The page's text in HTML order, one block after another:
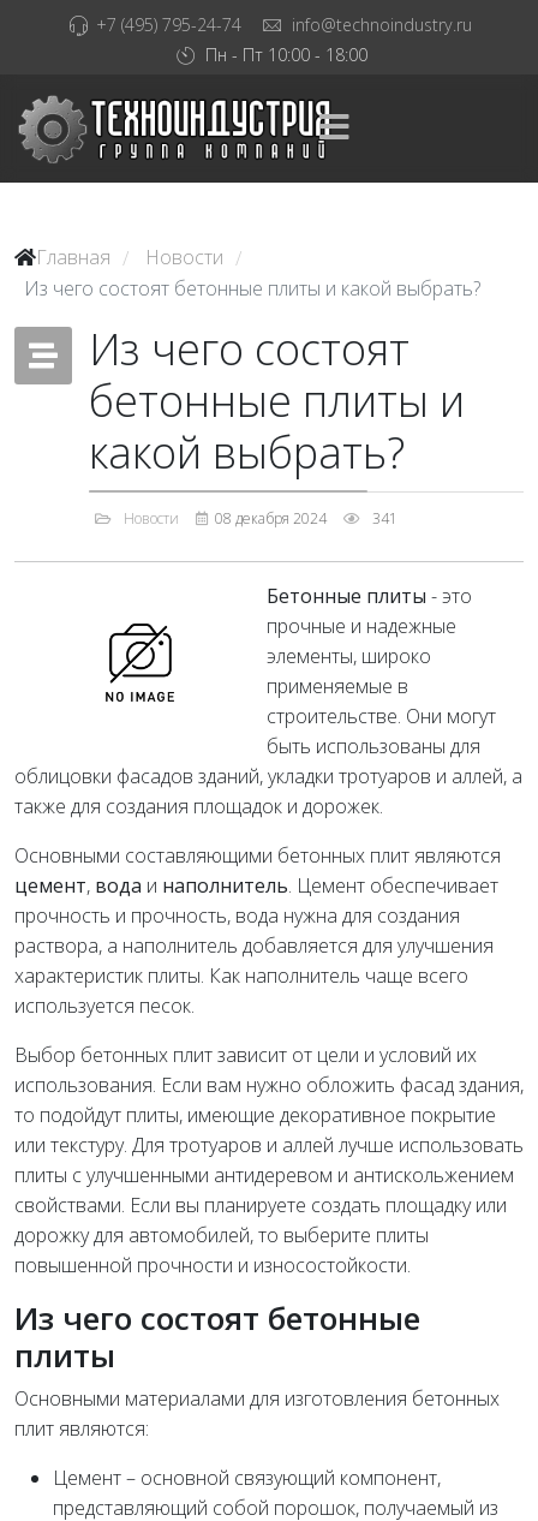
+7 (495) 795-24-74
info@technoindustry.ru
Пн - Пт 10:00 - 18:00
Главная / Новости /
Из чего состоят бетонные плиты и какой выбрать?
Из чего состоят
бетонные плиты и
какой выбрать?
Новости 08 декабря 2024 341
Бетонные плиты - это
прочные и надежные
элементы, широко
применяемые в
строительстве. Они могут
быть использованы для
облицовки фасадов зданий, укладки тротуаров и аллей, а
также для создания площадок и дорожек.
Основными составляющими бетонных плит являются
цемент, вода и наполнитель. Цемент обеспечивает
прочность и прочность, вода нужна для создания
раствора, а наполнитель добавляется для улучшения
характеристик плиты. Как наполнитель чаще всего
используется песок.
Выбор бетонных плит зависит от цели и условий их
использования. Если вам нужно обложить фасад здания,
то подойдут плиты, имеющие декоративное покрытие
или текстуру. Для тротуаров и аллей лучше использовать
плиты с улучшенными антидеревом и антискольжением
свойствами. Если вы планируете создать площадку или
дорожку для автомобилей, то выберите плиты
повышенной прочности и износостойкости.
Из чего состоят бетонные
плиты
Основными материалами для изготовления бетонных
плит являются:
Цемент – основной связующий компонент,
представляющий собой порошок, получаемый из